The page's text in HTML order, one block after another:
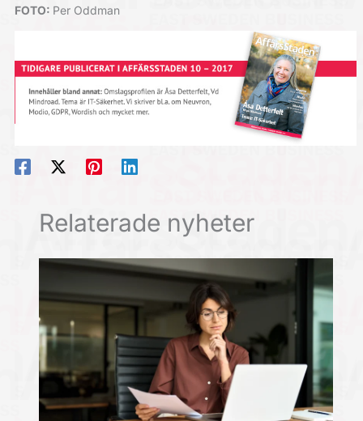
FOTO: Per Oddman
Relaterade nyheter